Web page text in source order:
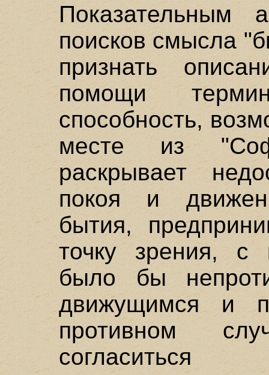
Показательным
поисков смысла
признать
помощи
способность,
месте из
раскрывает
покоя и
бытия,
точку зрения, с
было бы
движущимся и
противном